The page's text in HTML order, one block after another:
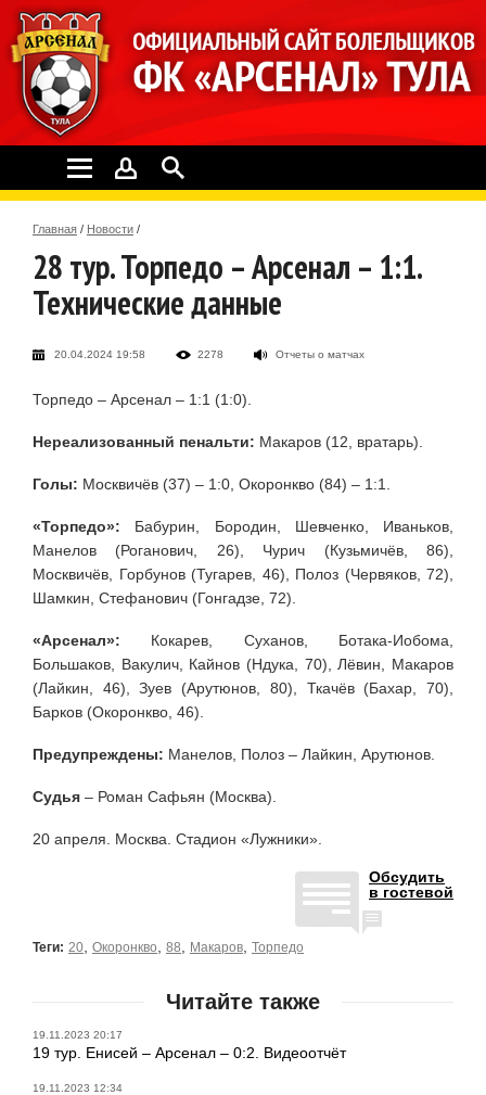
Главная / Новости /
28 тур. Торпедо – Арсенал – 1:1.
Технические данные
20.04.2024 19:58 2278 Отчеты о матчах
Торпедо – Арсенал – 1:1 (1:0).
Нереализованный пенальти: Макаров (12, вратарь).
Голы: Москвичёв (37) – 1:0, Окоронкво (84) – 1:1.
«Торпедо»: Бабурин, Бородин, Шевченко, Иваньков,
Манелов (Роганович, 26), Чурич (Кузьмичёв, 86),
Москвичёв, Горбунов (Тугарев, 46), Полоз (Червяков, 72),
Шамкин, Стефанович (Гонгадзе, 72).
«Арсенал»: Кокарев, Суханов, Ботака-Иобома,
Большаков, Вакулич, Кайнов (Ндука, 70), Лёвин, Макаров
(Лайкин, 46), Зуев (Арутюнов, 80), Ткачёв (Бахар, 70),
Барков (Окоронкво, 46).
Предупреждены: Манелов, Полоз – Лайкин, Арутюнов.
Судья – Роман Сафьян (Москва).
20 апреля. Москва. Стадион «Лужники».
Обсудить
в гостевой
Теги: 20 Окоронкво 88 Макаров Торпедо
Читайте также
19.11.2023 20:17
19 тур. Енисей – Арсенал – 0:2. Видеоотчёт
19.11.2023 12:34